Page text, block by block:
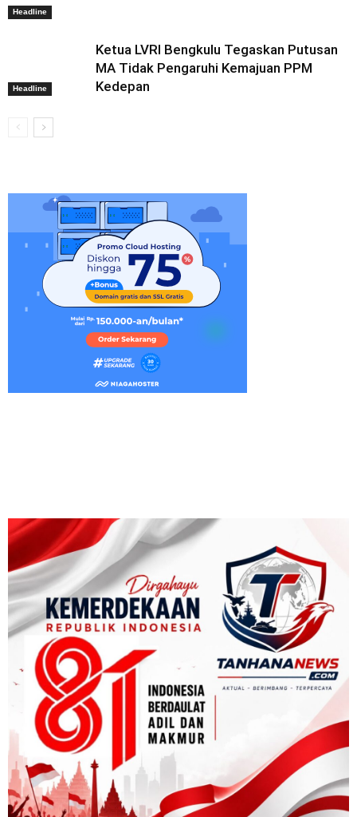
Headline
Headline
Ketua LVRI Bengkulu Tegaskan Putusan
MA Tidak Pengaruhi Kemajuan PPM
Kedepan